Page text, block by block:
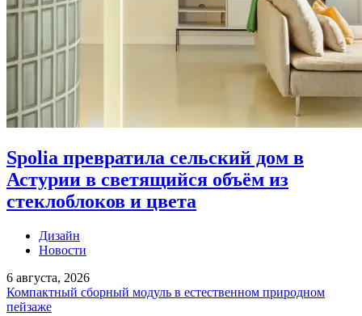
Spolia превратила сельский дом в
Астурии в светящийся объём из
стеклоблоков и цвета
Дизайн
Новости
6 августа, 2026
Компактный сборный модуль в естественном природном
пейзаже